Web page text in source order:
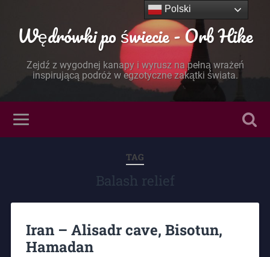
Wędrówki po świecie - Orb Hike
Zejdź z wygodnej kanapy i wyrusz na pełną wrażeń
inspirującą podróż w egzotyczne zakątki świata.
TAG
Balash relief
Iran – Alisadr cave, Bisotun,
Hamadan
Polski